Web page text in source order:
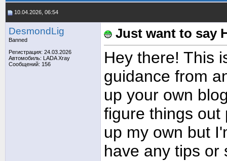
10.04.2026, 06:54
DesmondLig
Banned
Регистрация: 24.03.2026
Автомобиль: LADA Xray
Сообщений: 156
Just want to say
Hey there! This
guidance from
up your own
figure things out
up my own but
have any tips or